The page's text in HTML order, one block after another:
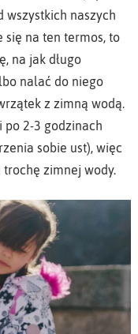
wszystkich naszych
na ten termos, to
na jak długo
nalać do niego
z zimną wodą.
po 2-3 godzinach
sobie ust), więc
zimnej wody.